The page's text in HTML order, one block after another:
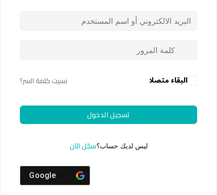
البقاء متصلا نسيت كلمة السر؟
تسجيل الدخول
ليس لديك حساب؟سجّل الآن
Google